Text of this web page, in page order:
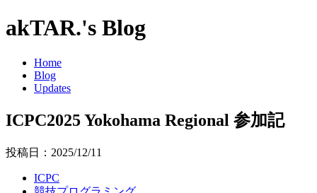
akTAR.'s Blog
Home
Blog
Updates
ICPC2025 Yokohama Regional 参加記
投稿日：2025/12/11
ICPC